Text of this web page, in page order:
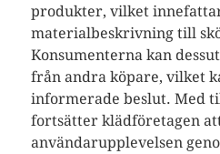
produkter, vilket
materialbeskrivning till
Konsumenterna kan
från andra köpare, vilket
informerade beslut. Med
fortsätter klädföretagen
användarupplevelsen